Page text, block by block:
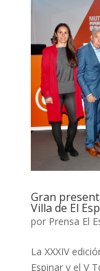
Gran
Villa de El
por Prensa El
La XXXIV
Espinar y el V